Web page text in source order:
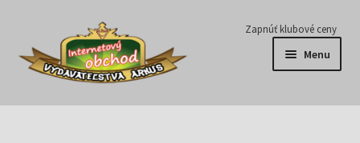
Preskočiť
navigáciu
Preskočiť
obsah
Zapnúť klubové ceny
Menu
Série